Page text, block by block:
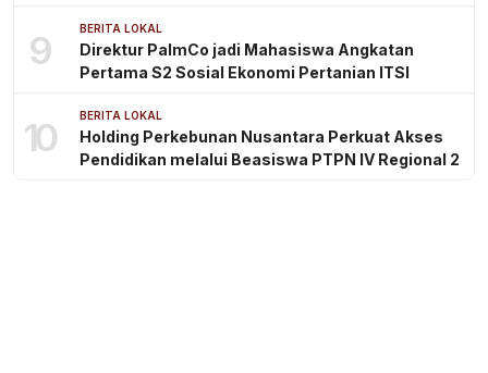
9 BERITA LOKAL
Direktur PalmCo jadi Mahasiswa Angkatan
Pertama S2 Sosial Ekonomi Pertanian ITSI
10 BERITA LOKAL
Holding Perkebunan Nusantara Perkuat Akses
Pendidikan melalui Beasiswa PTPN IV Regional 2